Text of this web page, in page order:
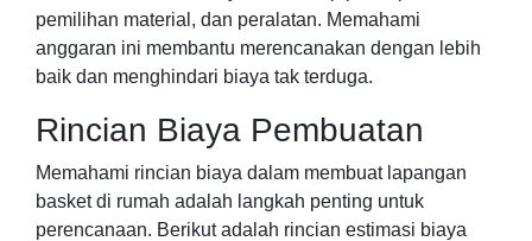
pemilihan material, dan peralatan. Memahami
anggaran ini membantu merencanakan dengan lebih
baik dan menghindari biaya tak terduga.
Rincian Biaya Pembuatan
Memahami rincian biaya dalam membuat lapangan
basket di rumah adalah langkah penting untuk
perencanaan. Berikut adalah rincian estimasi biaya